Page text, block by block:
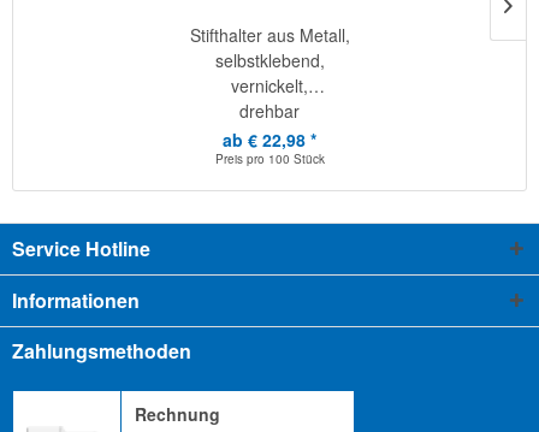
Stifthalter aus Metall,
selbstklebend,
vernickelt,
drehbar
ab € 22,98 *
Preis pro 100 Stück
Service Hotline
Informationen
Zahlungsmethoden
Rechnung